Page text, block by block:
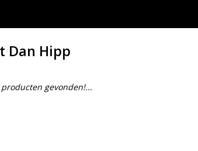
Dan Hipp
producten gevonden!...